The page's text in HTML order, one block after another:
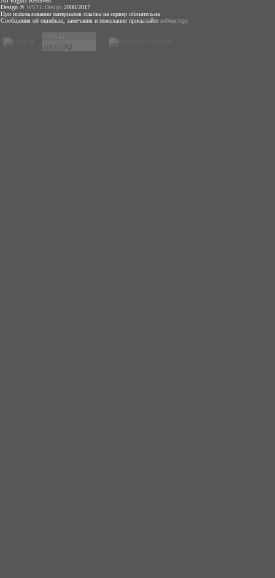
Design © WSTL Design 2000/2017
При использовании материалов ссылка на сервер обязательна
Сообщения об ошибках, замечания и пожелания присылайте вебмастеру